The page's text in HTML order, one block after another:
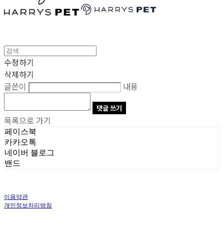
수정하기
삭제하기
글쓴이
내용
댓글 쓰기
목록으로 가기
페이스북
카카오톡
네이버 블로그
밴드
이용약관
개인정보처리방침